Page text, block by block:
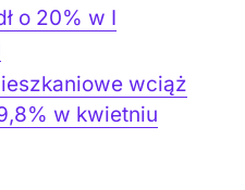
o 20% w I
wciąż
w kwietniu